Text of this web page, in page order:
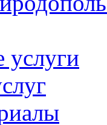
услуги